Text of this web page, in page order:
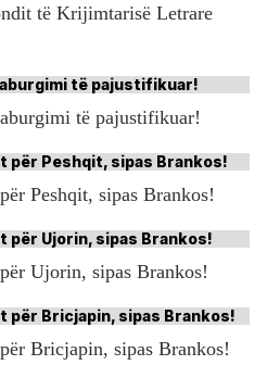
të Krijimtarisë Letrare
të pajustifikuar!
Peshqit, sipas Brankos!
Ujorin, sipas Brankos!
Bricjapin, sipas Brankos!